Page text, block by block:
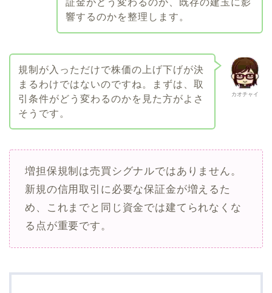
証金がどう変わるのか、既存の建玉に影
響するのかを整理します。
カオチャイ
規制が入っただけで株価の上げ下げが決
まるわけではないのですね。まずは、取
引条件がどう変わるのかを見た方がよさ
そうです。
増担保規制は売買シグナルではありません。
新規の信用取引に必要な保証金が増えるた
め、これまでと同じ資金では建てられなくな
る点が重要です。